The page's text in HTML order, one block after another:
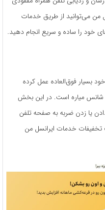
من می‌توانید از طریق خدمات
خود را ساده و سریع انجام دهید.
بسیار فوق‌العاده عمل کرده
میاره است. در این بخش
یا زدن ضربه به صفحه تلفن
خدمات ایرانسل من